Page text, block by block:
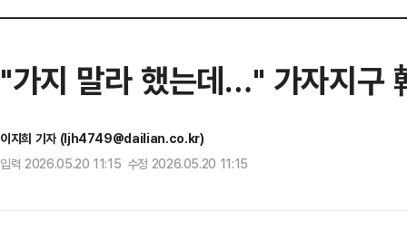
"가지 말라 했는데…" 가자지구
이지희 기자 (ljh4749@dailian.co.kr)
입력 2026.05.20 11:15 수정 2026.05.20 11:15